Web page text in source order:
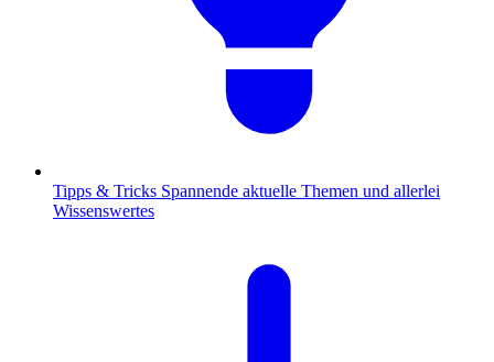
Tipps & Tricks Spannende aktuelle Themen und allerlei
Wissenswertes